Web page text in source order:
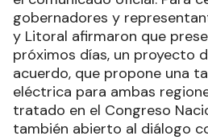
gobernadores y
y Litoral afirmaron que
próximos días, un proyecto
acuerdo, que propone una
eléctrica para ambas
tratado en el Congreso
también abierto al diálogo